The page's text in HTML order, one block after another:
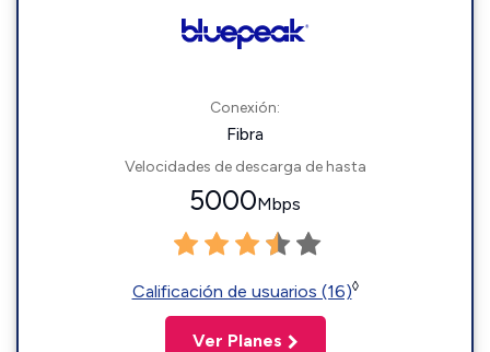
Conexión:
Fibra
Velocidades de descarga de hasta
5000Mbps
Calificación de usuarios (16)◊
Ver Planes